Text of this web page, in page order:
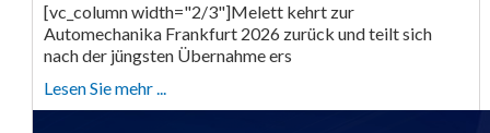
[vc_column width="2/3"]Melett kehrt zur
Automechanika Frankfurt 2026 zurück und teilt sich
nach der jüngsten Übernahme ers
Lesen Sie mehr ...